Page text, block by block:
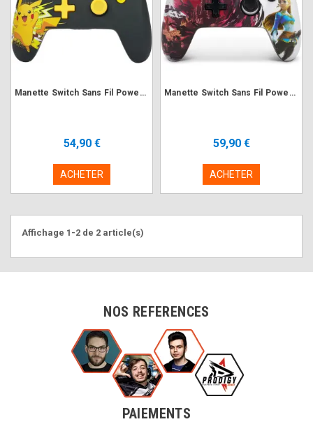
Manette Switch Sans Fil PowerA Pikachu
54,90 €
ACHETER
Manette Switch Sans Fil PowerA Mando Blood Moon Zelda
59,90 €
ACHETER
Affichage 1-2 de 2 article(s)
NOS REFERENCES
PAIEMENTS